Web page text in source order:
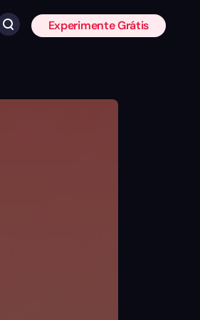
Clique para pesquisar
Experimente Grátis